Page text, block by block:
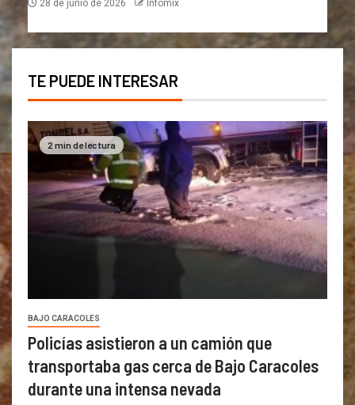
28 de junio de 2026 Infomix
TE PUEDE INTERESAR
2 min de lectura
BAJO CARACOLES
Policías asistieron a un camión que
transportaba gas cerca de Bajo Caracoles
durante una intensa nevada